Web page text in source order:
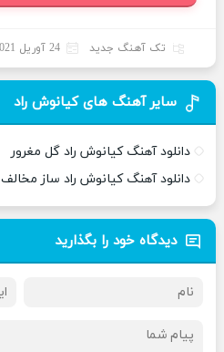
تک آهنگ جدید 24 آوریل 2021
سایر آهنگ های کیانوش راد
دانلود آهنگ کیانوش راد گل مغرور
دانلود آهنگ کیانوش راد ساز مخالف
دیدگاه خود را بگذارید